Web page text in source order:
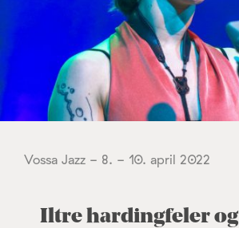
Vossa Jazz - 8. - 10. april 2022
Iltre hardingfeler og